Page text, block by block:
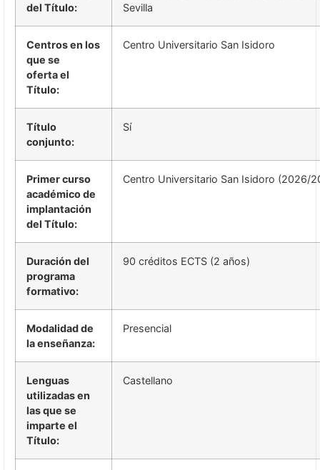
del Título:
Sevilla
Centros en los
que se
oferta el
Título:
Centro Universitario San Isidoro
Título
conjunto:
Sí
Primer curso
académico de
implantación
del Título:
Centro Universitario San Isidoro (2026/
Duración del
programa
formativo:
90 créditos ECTS (2 años)
Modalidad de
la enseñanza:
Presencial
Lenguas
utilizadas en
las que se
imparte el
Título:
Castellano